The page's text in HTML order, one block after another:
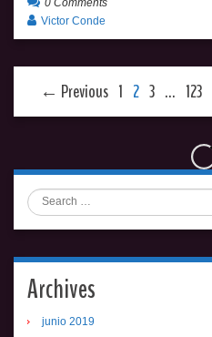
Victor Conde
← Previous 1 2 3 … 123
Search
Archives
junio 2019